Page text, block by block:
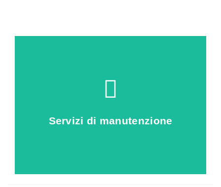
Servizi di manutenzione
scopri come proteggere la tua